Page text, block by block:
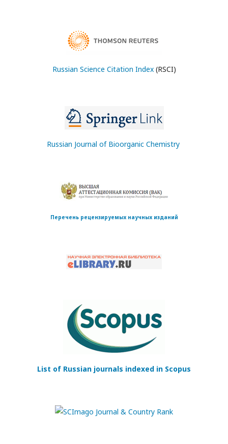
Russian Science Citation Index(RSCI)
Russian Journal of Bioorganic Chemistry
Перечень рецензируемых научных изданий
List of Russian journals indexed in Scopus